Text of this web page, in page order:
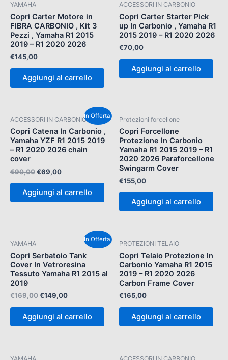
YAMAHA
Copri Carter Motore in
FIBRA CARBONIO , Kit 3
Pezzi , Yamaha R1 2015
2019 – R1 2020 2026
€145,00
Aggiungi al carrello
ACCESSORI IN CARBONIO
Copri Carter Starter Pick
up In Carbonio , Yamaha R1
2015 2019 – R1 2020 2026
€70,00
Aggiungi al carrello
In Offerta!
ACCESSORI IN CARBONIO
Copri Catena In Carbonio ,
Yamaha YZF R1 2015 2019
– R1 2020 2026 chain
cover
€90,00
prezzo
originale
era:
€90,00.
€69,00
prezzo
attuale
è:
€69,00.
Aggiungi al carrello
Protezioni forcellone
Copri Forcellone
Protezione In Carbonio
Yamaha R1 2015 2019 – R1
2020 2026 Paraforcellone
Swingarm Cover
€155,00
Aggiungi al carrello
In Offerta!
YAMAHA
Copri Serbatoio Tank
Cover In Vetroresina
Tessuto Yamaha R1 2015 al
2019
€169,00
originale
era:
€169,00.
€149,00
prezzo
attuale
è:
€149,00.
Aggiungi al carrello
PROTEZIONI TELAIO
Copri Telaio Protezione In
Carbonio Yamaha R1 2015
2019 – R1 2020 2026
Carbon Frame Cover
€165,00
Aggiungi al carrello